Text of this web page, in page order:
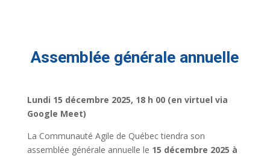
Assemblée générale annuelle
Lundi 15 décembre 2025, 18 h 00 (en virtuel via
Google Meet)
La Communauté Agile de Québec tiendra son
assemblée générale annuelle le 15 décembre 2025 à